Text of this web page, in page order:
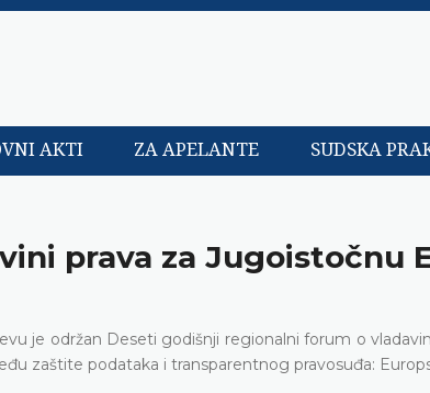
AKTI ZA APELANTE SUDSKA
prava za Jugoistočnu
je održan Deseti godišnji regionalni forum o
zaštite podataka i transparentnog pravosuđa: